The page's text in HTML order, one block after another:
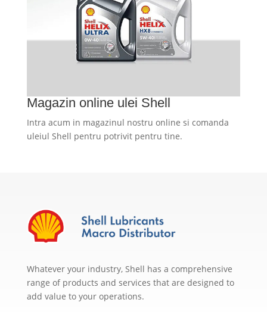
Magazin online ulei Shell
Intra acum in magazinul nostru online si comanda
uleiul Shell pentru potrivit pentru tine.
Whatever your industry, Shell has a comprehensive
range of products and services that are designed to
add value to your operations.